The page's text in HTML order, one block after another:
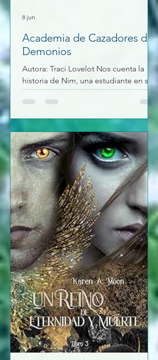
Academia de Cazadores de
Demonios
Autora: Traci Lovelot Nos cuenta la
historia de Nim, una estudiante en su
ultimo semestre de la academia de
Cazadores de Demonios, que en un
solo dia, pierde a su aquelarre de
creara en ella una sed de venganza por
su familia, que hará que se salte las
normas para intentar cumplir su
objetivo. Pero en el camino se
encontrara con su salvador, el
curandero del clan que la rescata, a un
profesor artífice que le va a construir
un nuevo brazo p
8 jun